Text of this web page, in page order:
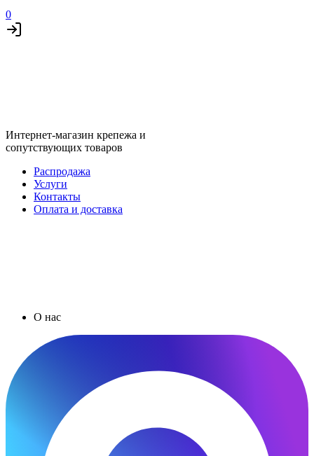
0
Интернет-магазин крепежа и
сопутствующих товаров
Распродажа
Услуги
Контакты
Оплата и доставка
О нас